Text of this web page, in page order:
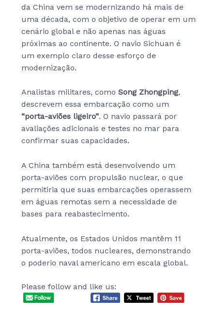
da China vem se modernizando há mais de
uma década, com o objetivo de operar em um
cenário global e não apenas nas águas
próximas ao continente. O navio Sichuan é
um exemplo claro desse esforço de
modernização.
Analistas militares, como Song Zhongping,
descrevem essa embarcação como um
“porta-aviões ligeiro”. O navio passará por
avaliações adicionais e testes no mar para
confirmar suas capacidades.
A China também está desenvolvendo um
porta-aviões com propulsão nuclear, o que
permitiria que suas embarcações operassem
em águas remotas sem a necessidade de
bases para reabastecimento.
Atualmente, os Estados Unidos mantêm 11
porta-aviões, todos nucleares, demonstrando
o poderio naval americano em escala global.
Please follow and like us: